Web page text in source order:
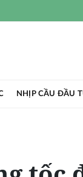
NHỊP CẦU ĐẦU